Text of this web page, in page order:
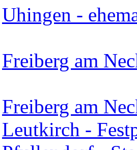
Uhingen -
Freiberg am
Freiberg am
Leutkirch -